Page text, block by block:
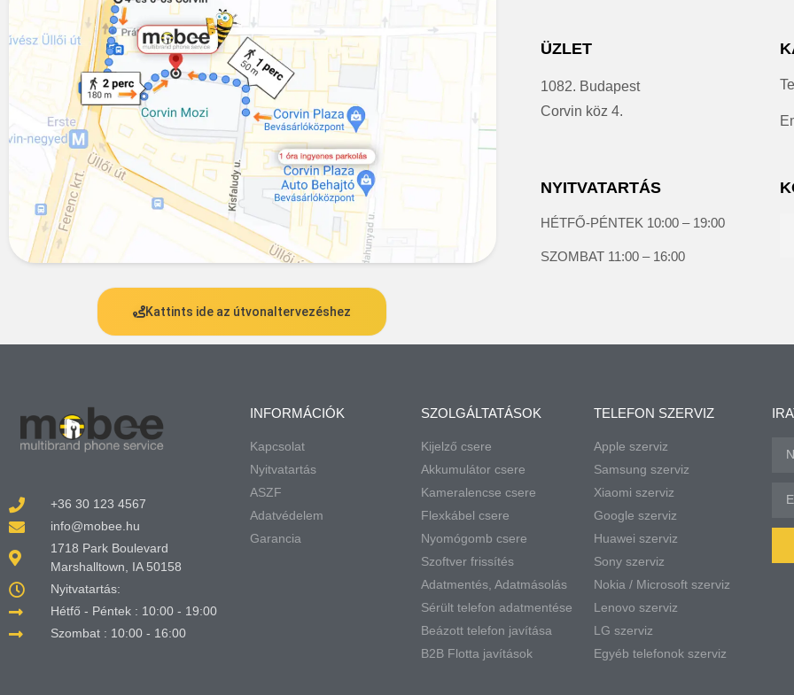
ÜZLET
1082. Budapest
Corvin köz 4.
NYITVATARTÁS
HÉTFŐ-PÉNTEK 10:00 – 19:00
SZOMBAT 11:00 – 16:00
Kattints ide az útvonaltervezéshez
+36 30 123 4567
info@mobee.hu
1718 Park Boulevard
Marshalltown, IA 50158
Nyitvatartás:
Hétfő - Péntek : 10:00 - 19:00
Szombat : 10:00 - 16:00
INFORMÁCIÓK
Kapcsolat
Nyitvatartás
ASZF
Adatvédelem
Garancia
SZOLGÁLTATÁSOK
Kijelző csere
Akkumulátor csere
Kameralencse csere
Flexkábel csere
Nyomógomb csere
Szoftver frissítés
Adatmentés, Adatmásolás
Sérült telefon adatmentése
Beázott telefon javítása
B2B Flotta javítások
TELEFON SZERVIZ
Apple szerviz
Samsung szerviz
Xiaomi szerviz
Google szerviz
Huawei szerviz
Sony szerviz
Nokia / Microsoft szerviz
Lenovo szerviz
LG szerviz
Egyéb telefonok szerviz